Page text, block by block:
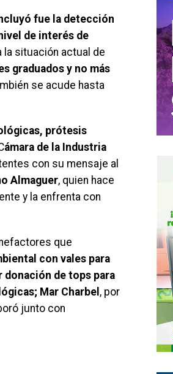
fue la detección
de interés de
la situación actual de
graduados y no más
se acude hasta
prótesis
ámara de la Industria
con su mensaje al
Almaguer, quien hace
y la enfrenta con
que
con vales para
donación de tops para
Mar Charbel , por
junto con